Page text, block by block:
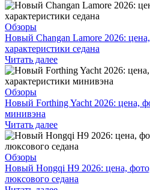
Обзоры
Новый Changan Lamore 2026:
характеристики седана
Читать далее
Обзоры
Новый Forthing Yacht 2026: цена,
минивэна
Читать далее
Обзоры
Новый Hongqi H9 2026: цена,
люксового седана